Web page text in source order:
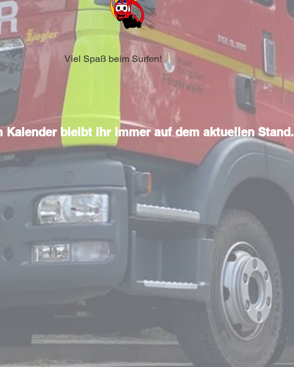
Viel Spaß beim Surfen!
Kalender bleibt Ihr immer auf dem aktuellen Stand.